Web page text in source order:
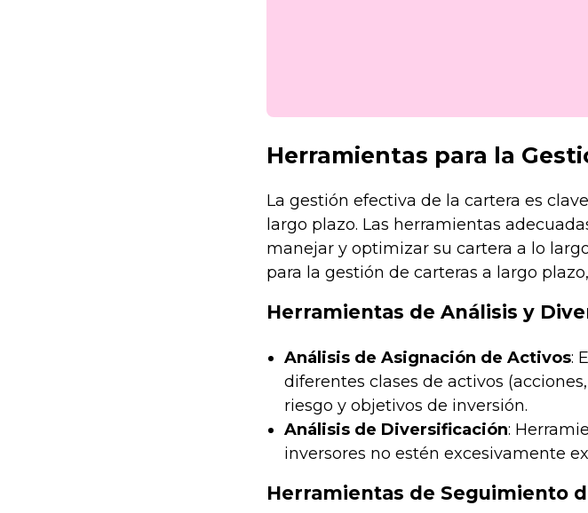
Herramientas para la
La gestión efectiva de la cartera es
largo plazo. Las herramientas
manejar y optimizar su cartera a lo
para la gestión de carteras a largo
Herramientas de Análisis y
Análisis de Asignación de Activos:
diferentes clases de activos
riesgo y objetivos de inversión.
Análisis de Diversificación:
inversores no estén excesivamente
Herramientas de Seguimiento